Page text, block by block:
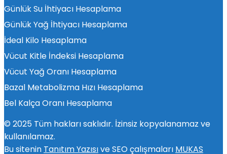
Günlük Su İhtiyacı Hesaplama
Günlük Yağ İhtiyacı Hesaplama
İdeal Kilo Hesaplama
Vücut Kitle İndeksi Hesaplama
Vücut Yağ Oranı Hesaplama
Bazal Metabolizma Hızı Hesaplama
Bel Kalça Oranı Hesaplama
© 2025 Tüm hakları saklıdır. İzinsiz kopyalanamaz ve
kullanılamaz.
Bu sitenin Tanıtım Yazısıve SEO çalışmaları MUKAS